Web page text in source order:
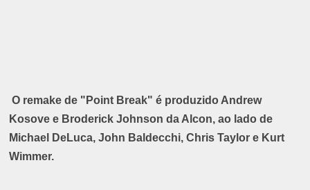
O remake de "Point Break" é produzido Andrew
Kosove e Broderick Johnson da Alcon, ao lado de
Michael DeLuca, John Baldecchi, Chris Taylor e Kurt
Wimmer.